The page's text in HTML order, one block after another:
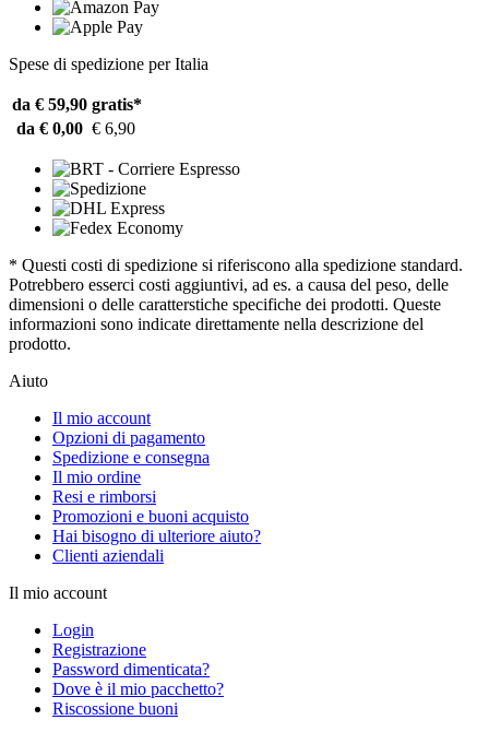
Spese di spedizione per Italia
da € 59,90 gratis*
da € 0,00 € 6,90
* Questi costi di spedizione si riferiscono alla spedizione standard.
Potrebbero esserci costi aggiuntivi, ad es. a causa del peso, delle
dimensioni o delle caratterstiche specifiche dei prodotti. Queste
informazioni sono indicate direttamente nella descrizione del
prodotto.
Aiuto
Il mio account
Opzioni di pagamento
Spedizione e consegna
Il mio ordine
Resi e rimborsi
Promozioni e buoni acquisto
Hai bisogno di ulteriore aiuto?
Clienti aziendali
Il mio account
Login
Registrazione
Password dimenticata?
Dove è il mio pacchetto?
Riscossione buoni